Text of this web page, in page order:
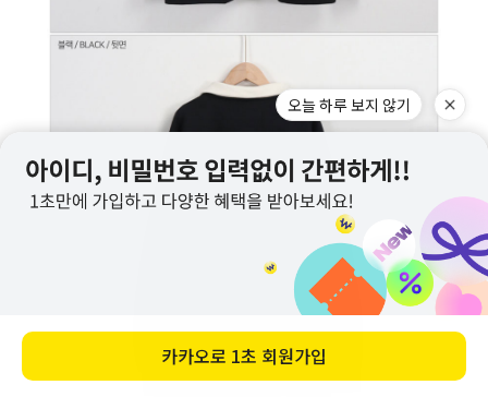
오늘 하루 보지 않기
카카오로 1초 회원가입